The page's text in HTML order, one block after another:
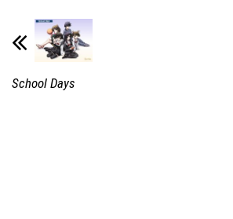
School Days